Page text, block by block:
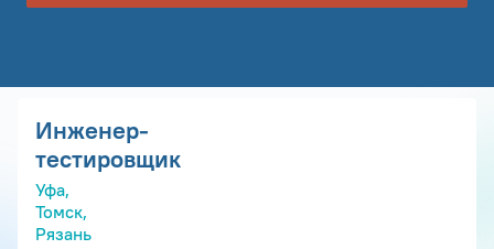
Инженер-
тестировщик
Уфа,
Томск,
Рязань